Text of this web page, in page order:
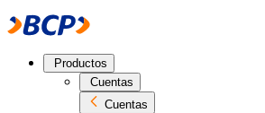
Productos
Cuentas
Cuentas